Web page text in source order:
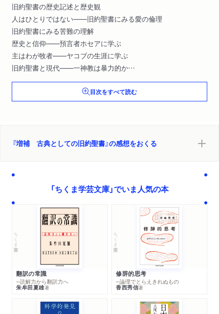
旧約聖書の歴史記述と歴史観
人はひとりではない――旧約聖書にみる愛の倫理
旧約聖書にみる苦難の理解
歴史と信仰――預言者ホセアに学ぶ
主はわが牧者――ヤコブの生涯に学ぶ
旧約聖書と現代――一神教は暴力的か
古代文学にみる友情
旧約聖書における物語文学の構造と主題
目次をすべて読む
『増補 古典としての旧約聖書』の感想をおくる
「ちくま学芸文庫」でいま人気の本
ちくま学芸文庫
翻訳の常識
─読解力から翻訳力へ
朱牟田夏雄著
ちくま学芸文庫
修辞的思考
─論理でとらえきれぬもの
香西秀信著